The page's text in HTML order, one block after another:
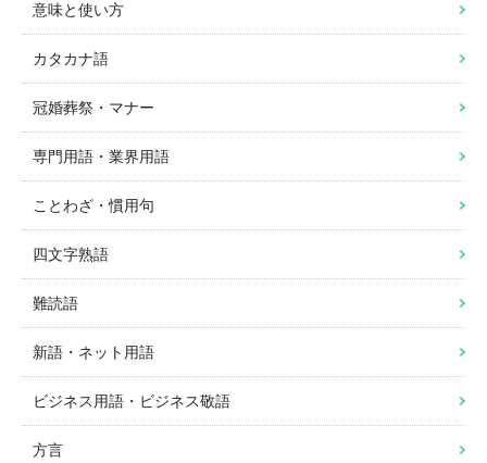
意味と使い方
カタカナ語
冠婚葬祭・マナー
専門用語・業界用語
ことわざ・慣用句
四文字熟語
難読語
新語・ネット用語
ビジネス用語・ビジネス敬語
方言